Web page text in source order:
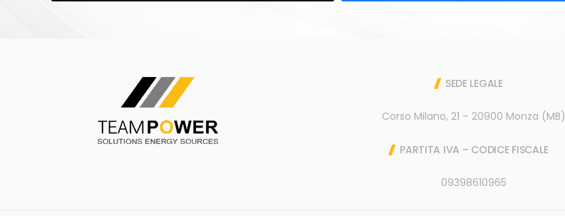
SEDE LEGALE
Corso Milano, 21 – 20900 Monza (MB)
PARTITA IVA – CODICE FISCALE
09398610965